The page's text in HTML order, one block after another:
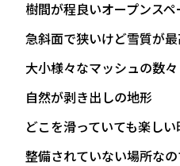
樹間が程良いオープンスペ
急斜面で狭いけど雪質が
大小様々なマッシュの数々
自然が剥き出しの地形
どこを滑っていても楽しい
整備されていない場所な